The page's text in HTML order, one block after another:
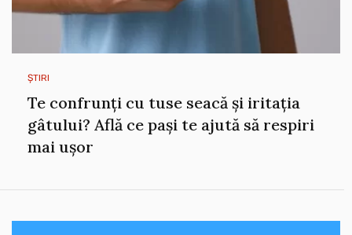
ȘTIRI
Te confrunți cu tuse seacă și iritația
gâtului? Află ce pași te ajută să respiri
mai ușor